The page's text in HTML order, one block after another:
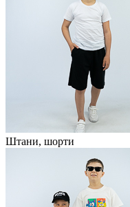
Штани, шорти